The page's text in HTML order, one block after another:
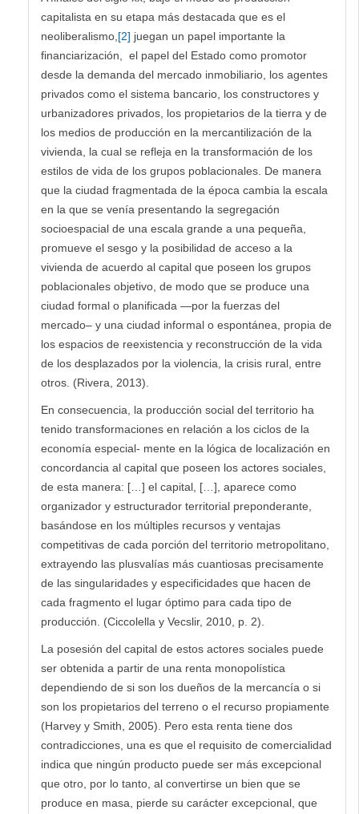
capitalista en su etapa más destacada que es el
neoliberalismo, [2] juegan un papel importante la
financiarización, el papel del Estado como promotor
desde la demanda del mercado inmobiliario, los agentes
privados como el sistema bancario, los constructores y
urbanizadores privados, los propietarios de la tierra y de
los medios de producción en la mercantilización de la
vivienda, la cual se refleja en la transformación de los
estilos de vida de los grupos poblacionales. De manera
que la ciudad fragmentada de la época cambia la escala
en la que se venía presentando la segregación
socioespacial de una escala grande a una pequeña,
promueve el sesgo y la posibilidad de acceso a la
vivienda de acuerdo al capital que poseen los grupos
poblacionales objetivo, de modo que se produce una
ciudad formal o planificada —por la fuerzas del
mercado– y una ciudad informal o espontánea, propia de
los espacios de reexistencia y reconstrucción de la vida
de los desplazados por la violencia, la crisis rural, entre
otros. (Rivera, 2013).
En consecuencia, la producción social del territorio ha
tenido transformaciones en relación a los ciclos de la
economía especial- mente en la lógica de localización en
concordancia al capital que poseen los actores sociales,
de esta manera: […] el capital, […], aparece como
organizador y estructurador territorial preponderante,
basándose en los múltiples recursos y ventajas
competitivas de cada porción del territorio metropolitano,
extrayendo las plusvalías más cuantiosas precisamente
de las singularidades y especificidades que hacen de
cada fragmento el lugar óptimo para cada tipo de
producción. (Ciccolella y Vecslir, 2010, p. 2).
La posesión del capital de estos actores sociales puede
ser obtenida a partir de una renta monopolística
dependiendo de si son los dueños de la mercancía o si
son los propietarios del terreno o el recurso propiamente
(Harvey y Smith, 2005). Pero esta renta tiene dos
contradicciones, una es que el requisito de comercialidad
indica que ningún producto puede ser más excepcional
que otro, por lo tanto, al convertirse un bien que se
produce en masa, pierde su carácter excepcional, que